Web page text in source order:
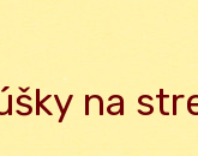
na